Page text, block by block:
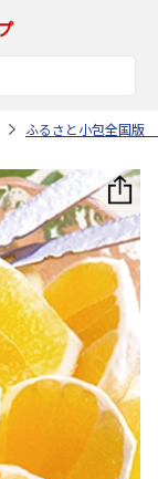
ふるさと小包全国版